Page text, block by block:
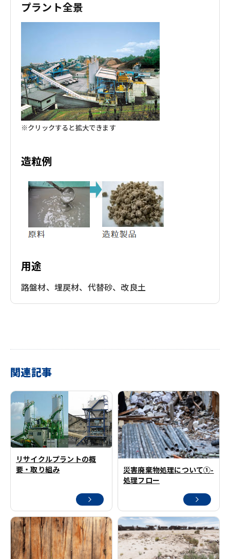
プラント全景
※クリックすると拡大できます
造粒例
用途
路盤材、埋戻材、代替砂、改良土
関連記事
リサイクルプラントの概
要・取り組み
災害廃棄物処理について①-
処理フロー